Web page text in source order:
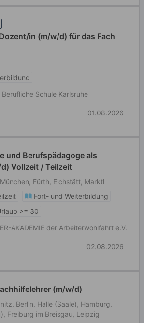
in (m/w/d) für das Fach
Schule Karlsruhe
01.08.2026
und Berufspädagoge als
Vollzeit / Teilzeit
Fürth, Eichstätt, Marktl
Fort- und Weiterbildung
>= 30
AKADEMIE der Arbeiterwohlfahrt e.V.
02.08.2026
(m/w/d)
Berlin, Halle (Saale), Hamburg,
Freiburg im Breisgau, Leipzig